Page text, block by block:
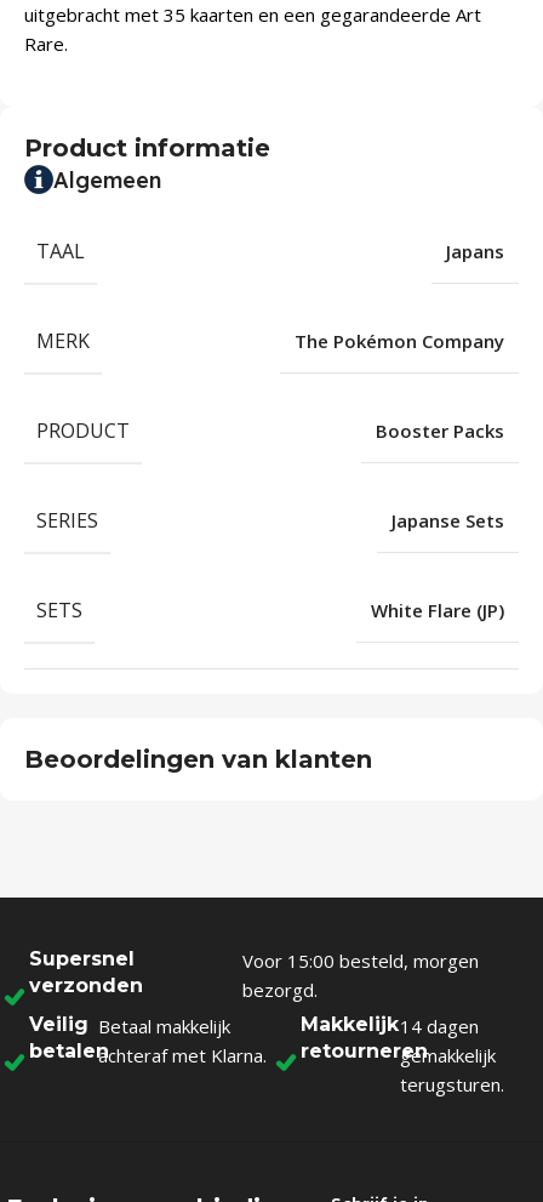
uitgebracht met 35 kaarten en een gegarandeerde Art
Rare.
Product informatie
Algemeen
TAAL Japans
MERK The Pokémon Company
PRODUCT Booster Packs
SERIES Japanse Sets
SETS White Flare (JP)
Beoordelingen van klanten
Supersnel
verzonden
Voor 15:00 besteld, morgen
bezorgd.
Veilig
betalen
Betaal makkelijk
achteraf met Klarna.
Makkelijk
retourneren
14 dagen
gemakkelijk
terugsturen.